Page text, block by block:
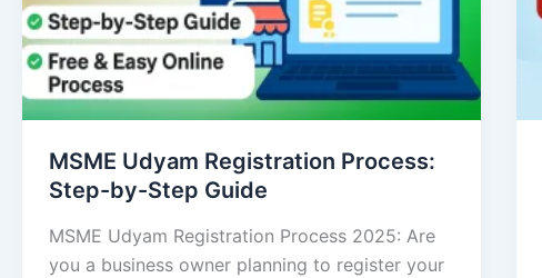
MSME Udyam Registration Process:
Step-by-Step Guide
MSME Udyam Registration Process 2025: Are
you a business owner planning to register your